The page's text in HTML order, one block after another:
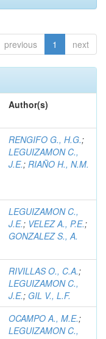
previous 1 next
Author(s)
RENGIFO G., H.G.;
LEGUIZAMON C.,
J.E.; RIAÑO H., N.M.
LEGUIZAMON C.,
J.E.; VELEZ A., P.E.;
GONZALEZ S., A.
RIVILLAS O., C.A.;
LEGUIZAMON C.,
J.E.; GIL V., L.F.
OCAMPO A., M.E.;
LEGUIZAMON C.,